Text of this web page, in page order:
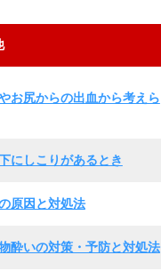
お尻からの出血から考えら
にしこりがあるとき
原因と対処法
酔いの対策・予防と対処法